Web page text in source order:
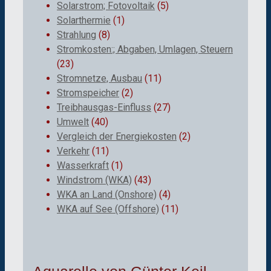
Solarstrom; Fotovoltaik (5)
Solarthermie (1)
Strahlung (8)
Stromkosten:; Abgaben, Umlagen, Steuern
(23)
Stromnetze, Ausbau (11)
Stromspeicher (2)
Treibhausgas-Einfluss (27)
Umwelt (40)
Vergleich der Energiekosten (2)
Verkehr (11)
Wasserkraft (1)
Windstrom (WKA) (43)
WKA an Land (Onshore) (4)
WKA auf See (Offshore) (11)